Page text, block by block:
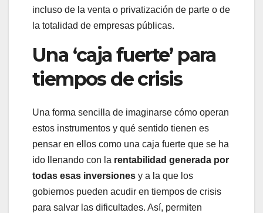
incluso de la venta o privatización de parte o de
la totalidad de empresas públicas.
Una ‘caja fuerte’ para
tiempos de crisis
Una forma sencilla de imaginarse cómo operan
estos instrumentos y qué sentido tienen es
pensar en ellos como una caja fuerte que se ha
ido llenando con la rentabilidad generada por
todas esas inversiones y a la que los
gobiernos pueden acudir en tiempos de crisis
para salvar las dificultades. Así, permiten